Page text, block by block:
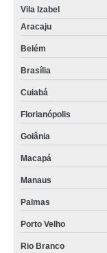
Vila Izabel
Aracaju
Belém
Brasília
Cuiabá
Florianópolis
Goiânia
Macapá
Manaus
Palmas
Porto Velho
Rio Branco